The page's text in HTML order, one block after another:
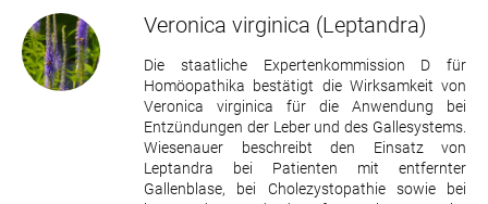
Veronica virginica (Leptandra)
Die staatliche Expertenkommission D für
Homöopathika bestätigt die Wirksamkeit von
Veronica virginica für die Anwendung bei
Entzündungen der Leber und des Gallesystems.
Wiesenauer beschreibt den Einsatz von
Leptandra bei Patienten mit entfernter
Gallenblase, bei Cholezystopathie sowie bei